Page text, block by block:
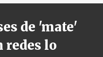
l
i
o
r
de 'mate'
redes lo